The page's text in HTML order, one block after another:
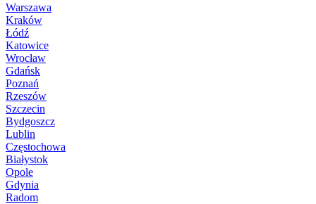
Warszawa
Kraków
Łódź
Katowice
Wrocław
Gdańsk
Poznań
Rzeszów
Szczecin
Bydgoszcz
Lublin
Częstochowa
Białystok
Opole
Gdynia
Radom